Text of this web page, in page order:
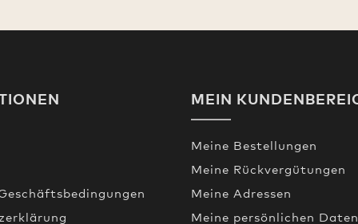
MEIN
Meine Bestellungen
Meine Rückvergütungen
Meine Adressen
Meine persönlichen Daten